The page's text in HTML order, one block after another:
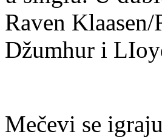
Raven
Džumhur i
Mečevi se